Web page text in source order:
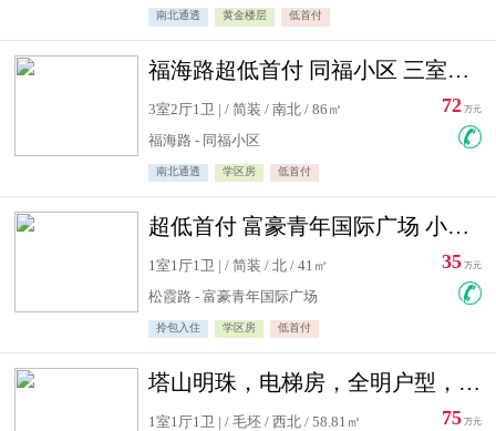
南北通透 黄金楼层 低首付
福海路超低首付 同福小区 三室住宅急售
3室2厅1卫 | / 简装 / 南北 / 86㎡
福海路 - 同福小区
南北通透 学区房 低首付
72 万元
超低首付 富豪青年国际广场 小高层住宅急售
1室1厅1卫 | / 简装 / 北 / 41㎡
松霞路 - 富豪青年国际广场
拎包入住 学区房 低首付
35 万元
塔山明珠，电梯房，全明户型，视野好，毛坯房，看房有钥匙
1室1厅1卫 | / 毛坯 / 西北 / 58.81㎡
75 万元